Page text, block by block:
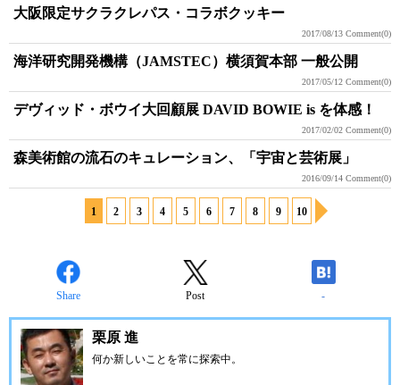
大阪限定サクラクレパス・コラボクッキー
2017/08/13 Comment(0)
海洋研究開発機構（JAMSTEC）横須賀本部 一般公開
2017/05/12 Comment(0)
デヴィッド・ボウイ大回顧展 DAVID BOWIE is を体感！
2017/02/02 Comment(0)
森美術館の流石のキュレーション、「宇宙と芸術展」
2016/09/14 Comment(0)
1 2 3 4 5 6 7 8 9 10
Share Post -
栗原 進
何か新しいことを常に探索中。